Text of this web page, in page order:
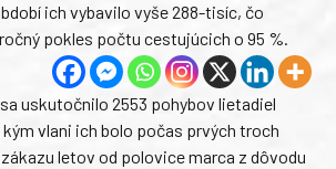
ich vybavilo vyše 288-tisíc, čo
pokles počtu cestujúcich o 95 %.
uskutočnilo 2553 pohybov lietadiel
vlani ich bolo počas prvých troch
letov od polovice marca z dôvodu